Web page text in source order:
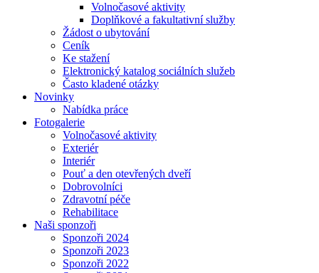
Volnočasové aktivity
Doplňkové a fakultativní služby
Žádost o ubytování
Ceník
Ke stažení
Elektronický katalog sociálních služeb
Často kladené otázky
Novinky
Nabídka práce
Fotogalerie
Volnočasové aktivity
Exteriér
Interiér
Pouť a den otevřených dveří
Dobrovolníci
Zdravotní péče
Rehabilitace
Naši sponzoři
Sponzoři 2024
Sponzoři 2023
Sponzoři 2022